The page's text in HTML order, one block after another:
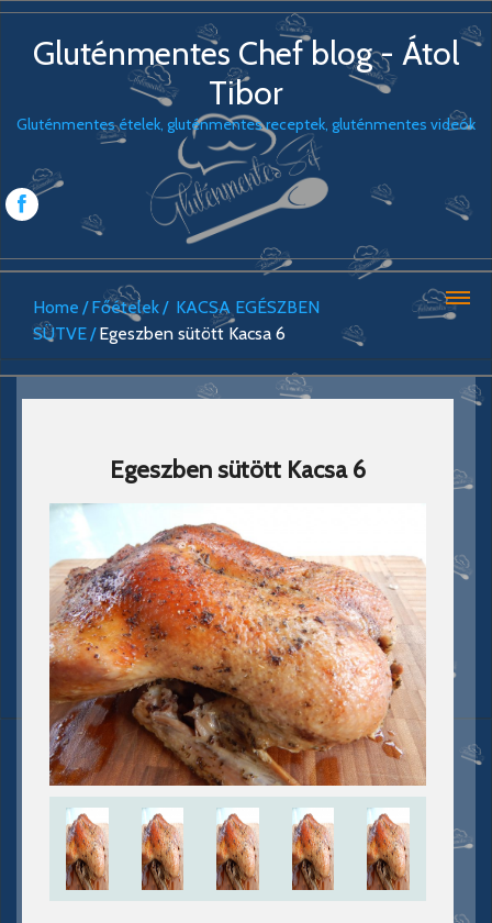
Gluténmentes Chef blog - Átol
Tibor
Gluténmentes ételek, gluténmentes receptek, gluténmentes videók
Home Főételek
KACSA EGÉSZBEN
SÜTVE
Egeszben sütött Kacsa 6
Egeszben sütött Kacsa 6